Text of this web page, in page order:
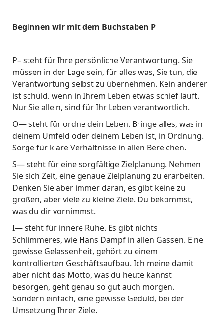
Beginnen wir mit dem Buchstaben P
P– steht für Ihre persönliche Verantwortung. Sie
müssen in der Lage sein, für alles was, Sie tun, die
Verantwortung selbst zu übernehmen. Kein anderer
ist schuld, wenn in Ihrem Leben etwas schief läuft.
Nur Sie allein, sind für Ihr Leben verantwortlich.
O— steht für ordne dein Leben. Bringe alles, was in
deinem Umfeld oder deinem Leben ist, in Ordnung.
Sorge für klare Verhältnisse in allen Bereichen.
S— steht für eine sorgfältige Zielplanung. Nehmen
Sie sich Zeit, eine genaue Zielplanung zu erarbeiten.
Denken Sie aber immer daran, es gibt keine zu
großen, aber viele zu kleine Ziele. Du bekommst,
was du dir vornimmst.
I— steht für innere Ruhe. Es gibt nichts
Schlimmeres, wie Hans Dampf in allen Gassen. Eine
gewisse Gelassenheit, gehört zu einem
kontrollierten Geschäftsaufbau. Ich meine damit
aber nicht das Motto, was du heute kannst
besorgen, geht genau so gut auch morgen.
Sondern einfach, eine gewisse Geduld, bei der
Umsetzung Ihrer Ziele.